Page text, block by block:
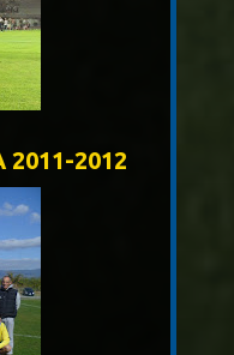
2011-2012